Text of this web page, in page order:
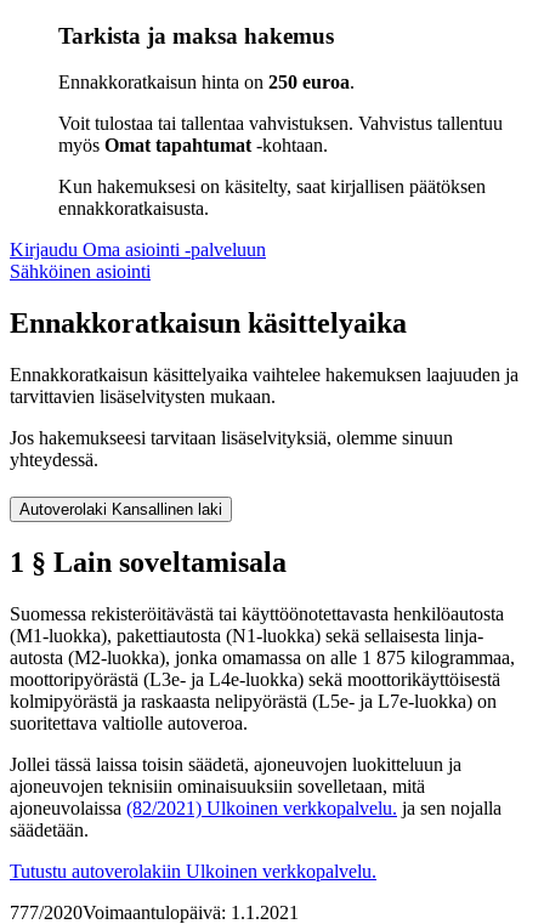
Tarkista ja maksa hakemus
Ennakkoratkaisun hinta on 250 euroa.
Voit tulostaa tai tallentaa vahvistuksen. Vahvistus tallentuu
myös Omat tapahtumat -kohtaan.
Kun hakemuksesi on käsitelty, saat kirjallisen päätöksen
ennakkoratkaisusta.
Kirjaudu Oma asiointi -palveluun
Sähköinen asiointi
Ennakkoratkaisun käsittelyaika
Ennakkoratkaisun käsittelyaika vaihtelee hakemuksen laajuuden ja
tarvittavien lisäselvitysten mukaan.
Jos hakemukseesi tarvitaan lisäselvityksiä, olemme sinuun
yhteydessä.
Autoverolaki Kansallinen laki
1 § Lain soveltamisala
Suomessa rekisteröitävästä tai käyttöönotettavasta henkilöautosta
(M1-luokka), pakettiautosta (N1-luokka) sekä sellaisesta linja-
autosta (M2-luokka), jonka omamassa on alle 1 875 kilogrammaa,
moottoripyörästä (L3e- ja L4e-luokka) sekä moottorikäyttöisestä
kolmipyörästä ja raskaasta nelipyörästä (L5e- ja L7e-luokka) on
suoritettava valtiolle autoveroa.
Jollei tässä laissa toisin säädetä, ajoneuvojen luokitteluun ja
ajoneuvojen teknisiin ominaisuuksiin sovelletaan, mitä
ajoneuvolaissa (82/2021) Ulkoinen verkkopalvelu. ja sen nojalla
säädetään.
Tutustu autoverolakiin Ulkoinen verkkopalvelu.
777/2020Voimaantulopäivä: 1.1.2021